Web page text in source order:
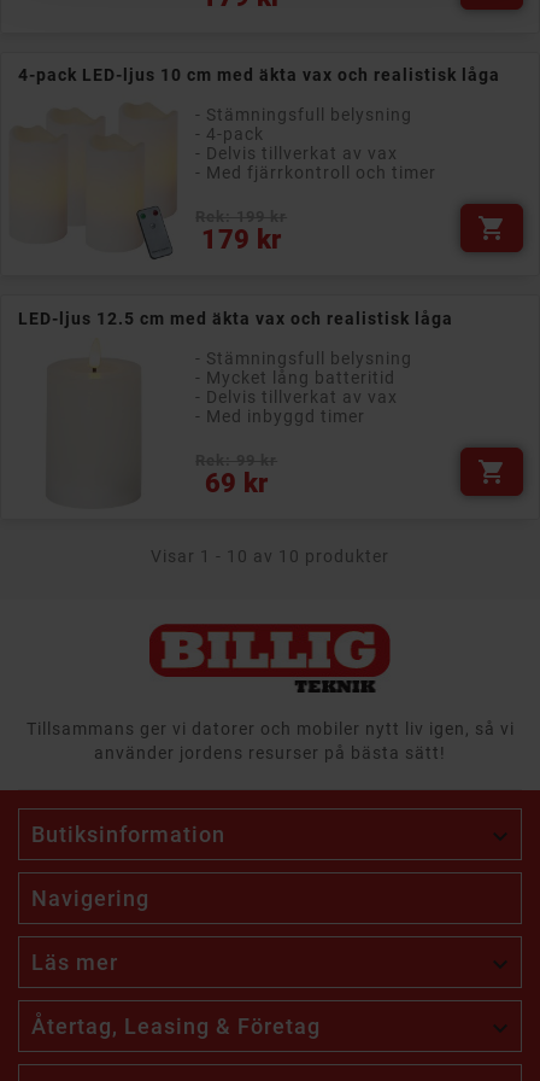
4-pack LED-ljus 10 cm med äkta vax och realistisk låga
- Stämningsfull belysning
- 4-pack
- Delvis tillverkat av vax
- Med fjärrkontroll och timer
179 kr
Pris 
LED-ljus 12.5 cm med äkta vax och realistisk låga
- Stämningsfull belysning
- Mycket lång batteritid
- Delvis tillverkat av vax
- Med inbyggd timer
69 kr
Pris 
Visar 1 - 10 av 10 produkter
Tillsammans ger vi datorer och mobiler nytt liv igen, så vi
använder jordens resurser på bästa sätt!
Butiksinformation 
Navigering
Läs mer 
Återtag, Leasing & Företag 